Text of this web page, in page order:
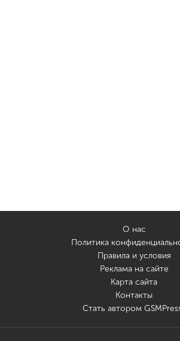
О нас
Политика
Правила и условия
Реклама на сайте
Карта сайта
Контакты
Стать автором